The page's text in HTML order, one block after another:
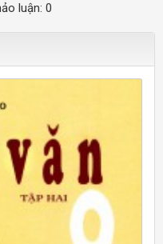
luận: 0